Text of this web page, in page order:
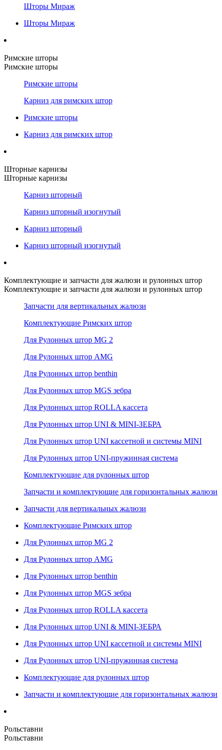
Шторы Мираж
Шторы Мираж
Римские шторы
Римские шторы
Римские шторы
Карниз для римских штор
Римские шторы
Карниз для римских штор
Шторные карнизы
Шторные карнизы
Карниз шторный
Карниз шторный изогнутый
Карниз шторный
Карниз шторный изогнутый
Комплектующие и запчасти для жалюзи и рулонных штор
Комплектующие и запчасти для жалюзи и рулонных штор
Запчасти для вертикальных жалюзи
Комплектующие Римских штор
Для Рулонных штор MG 2
Для Рулонных штор AMG
Для Рулонных штор benthin
Для Рулонных штор MGS зебра
Для Рулонных штор ROLLA кассета
Для Рулонных штор UNI & MINI-ЗЕБРА
Для Рулонных штор UNI кассетной и системы MINI
Для Рулонных штор UNI-пружинная система
Комплектующие для рулонных штор
Запчасти и комплектующие для горизонтальных жалюзи
Запчасти для вертикальных жалюзи
Комплектующие Римских штор
Для Рулонных штор MG 2
Для Рулонных штор AMG
Для Рулонных штор benthin
Для Рулонных штор MGS зебра
Для Рулонных штор ROLLA кассета
Для Рулонных штор UNI & MINI-ЗЕБРА
Для Рулонных штор UNI кассетной и системы MINI
Для Рулонных штор UNI-пружинная система
Комплектующие для рулонных штор
Запчасти и комплектующие для горизонтальных жалюзи
Рольставни
Рольставни